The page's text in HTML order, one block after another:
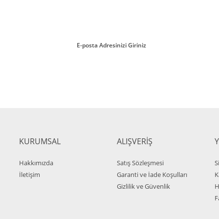
TL + KDV
7.584,19 TL + KDV
KURUMSAL
Hakkımızda
İletişim
ALIŞVERİŞ
Satış Sözleşmesi
Garanti ve İade Koşulları
Gizlilik ve Güvenlik